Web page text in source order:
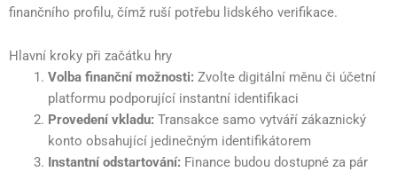
finančního profilu, čímž ruší potřebu lidského verifikace.
Hlavní kroky při začátku hry
Volba finanční možnosti: Zvolte digitální měnu či účetní
platformu podporující instantní identifikaci
Provedení vkladu: Transakce samo vytváří zákaznický
konto obsahující jedinečným identifikátorem
Instantní odstartování: Finance budou dostupné za pár